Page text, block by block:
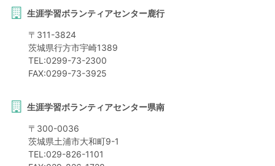
生涯学習ボランティアセンター鹿行
〒 311-3824
茨城県行方市宇崎1389
TEL:0299-73-2300
FAX:0299-73-3925
生涯学習ボランティアセンター県南
〒 300-0036
茨城県土浦市大和町9-1
TEL:029-826-1101